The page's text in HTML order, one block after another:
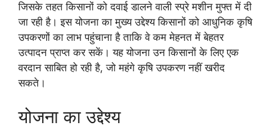
जिसके तहत किसानों को दवाई डालने वाली स्प्रे मशीन मुफ्त में दी
जा रही है। इस योजना का मुख्य उद्देश्य किसानों को आधुनिक कृषि
उपकरणों का लाभ पहुंचाना है ताकि वे कम मेहनत में बेहतर
उत्पादन प्राप्त कर सकें। यह योजना उन किसानों के लिए एक
वरदान साबित हो रही है, जो महंगे कृषि उपकरण नहीं खरीद
सकते।
योजना का उद्देश्य